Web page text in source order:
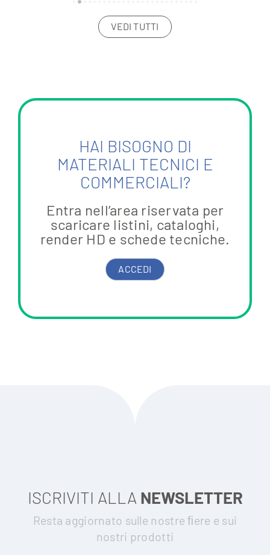
VEDI TUTTI
HAI BISOGNO DI
MATERIALI TECNICI E
COMMERCIALI?
Entra nell’area riservata per
scaricare listini, cataloghi,
render HD e schede tecniche.
ACCEDI
ISCRIVITI ALLA NEWSLETTER
Resta aggiornato sulle nostre ﬁere e sui
nostri prodotti